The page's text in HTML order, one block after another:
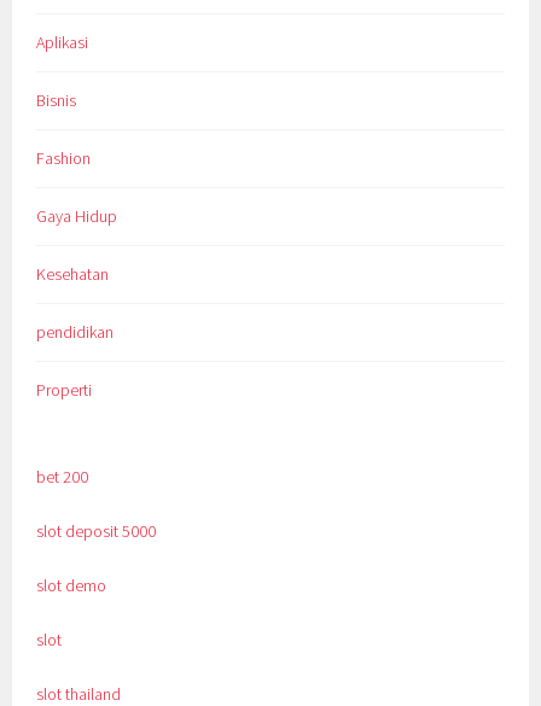
Aplikasi
Bisnis
Fashion
Gaya Hidup
Kesehatan
pendidikan
Properti
bet 200
slot deposit 5000
slot demo
slot
slot thailand